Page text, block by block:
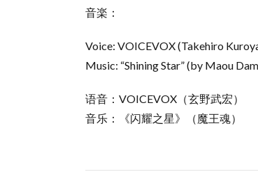
音楽：
Voice: VOICEVOX (Takehiro
Music: “Shining Star” (by Maou
语音：VOICEVOX（玄野武宏）
音乐：《闪耀之星》（魔王魂）